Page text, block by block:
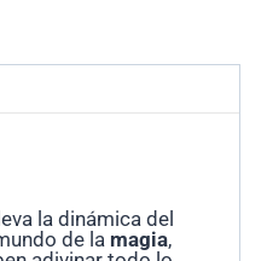
lleva la dinámica del
de la magia,